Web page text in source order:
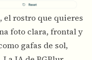
el rostro que quieres
foto clara, frontal y
gafas de sol,